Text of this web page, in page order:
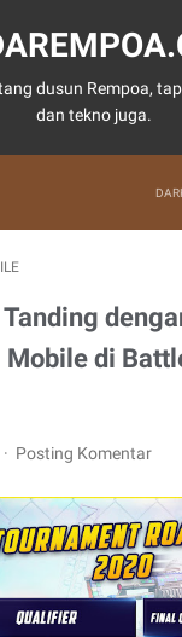
dusun Rempoa,
dan tekno juga.
Mobile di
Posting Komentar